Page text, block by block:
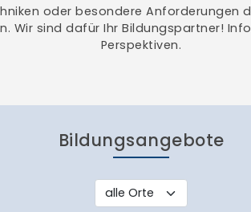
oder besondere Anforderungen
Wir sind dafür Ihr Bildungspartner!
Perspektiven.